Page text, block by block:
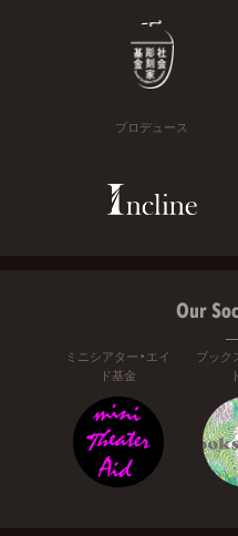
プロデュース
Our
ミニシアター・エイ
ド基金
ブック